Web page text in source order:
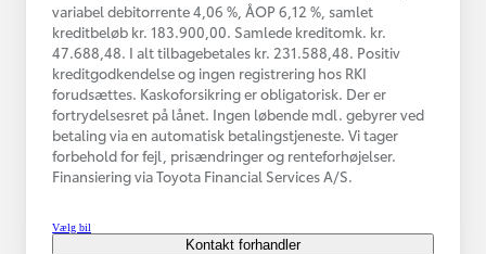
variabel debitorrente 4,06 %, ÅOP 6,12 %, samlet
kreditbeløb kr. 183.900,00. Samlede kreditomk. kr.
47.688,48. I alt tilbagebetales kr. 231.588,48. Positiv
kreditgodkendelse og ingen registrering hos RKI
forudsættes. Kaskoforsikring er obligatorisk. Der er
fortrydelsesret på lånet. Ingen løbende mdl. gebyrer ved
betaling via en automatisk betalingstjeneste. Vi tager
forbehold for fejl, prisændringer og renteforhøjelser.
Finansiering via Toyota Financial Services A/S.
Vælg bil
Kontakt forhandler